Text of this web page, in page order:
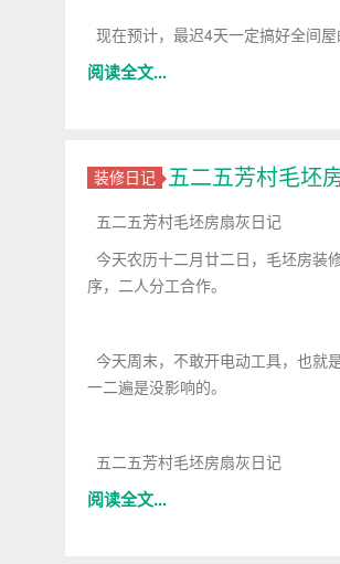
现在预计，最迟4天一定搞好全间
阅读全文...
装修日记 五二五芳村毛坯
五二五芳村毛坯房扇灰日记
今天农历十二月廿二日，毛坯房装
序，二人分工合作。
今天周末，不敢开电动工具，也就
一二遍是没影响的。
五二五芳村毛坯房扇灰日记
阅读全文...